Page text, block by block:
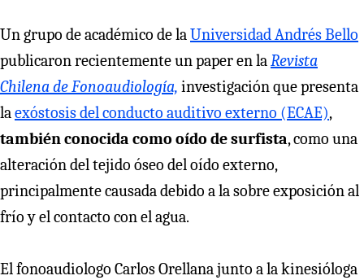
Un grupo de académico de laUniversidad Andrés Bello
publicaron recientemente un paper en laRevista
Chilena de Fonoaudiología, investigación que presenta
laexóstosis del conducto auditivo externo (ECAE),
también conocida como oído de surfista, como una
alteración del tejido óseo del oído externo,
principalmente causada debido a la sobre exposición al
frío y el contacto con el agua.
El fonoaudiologo Carlos Orellana junto a la kinesióloga